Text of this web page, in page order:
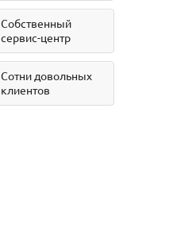
Собственный
сервис-центр
Сотни довольных
клиентов